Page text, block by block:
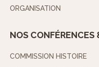
ORGANISATION
NOS CONFÉRENCES
COMMISSION HISTOIRE